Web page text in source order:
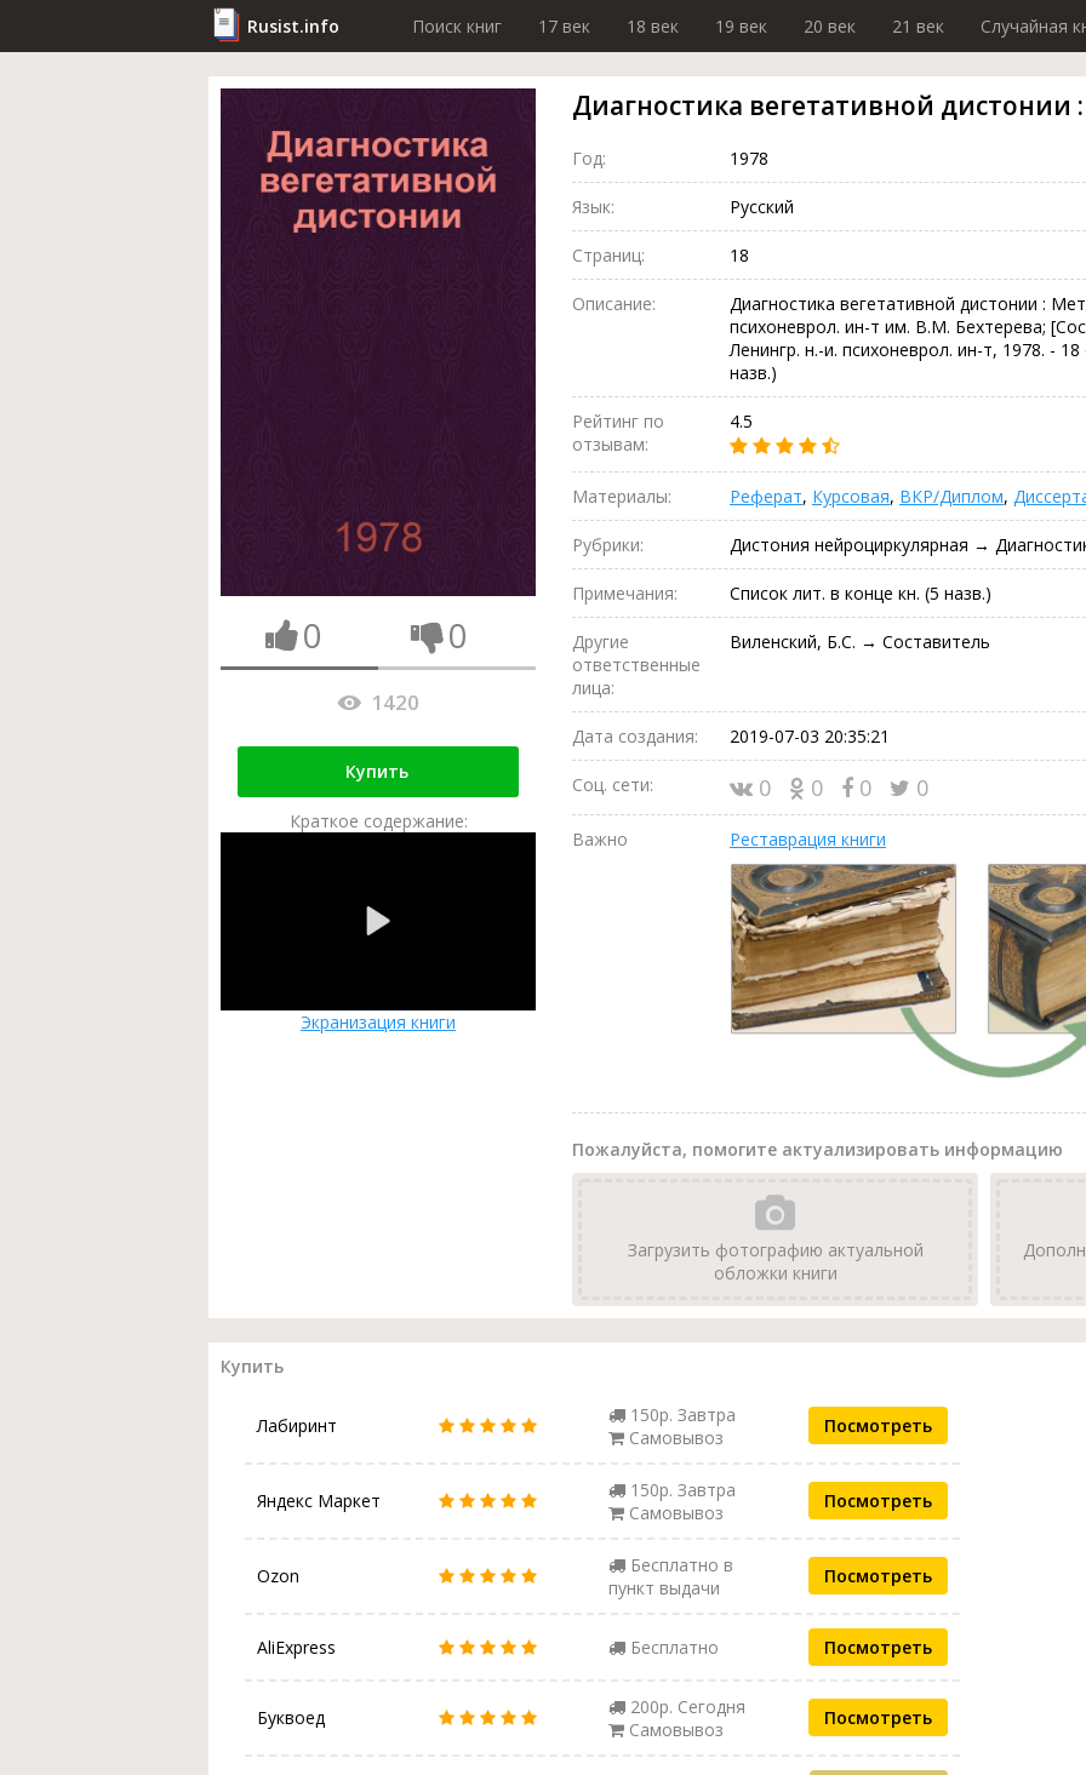
Rusist.info Поиск книг 17 век 18 век 19 век 20 век 21 век Случайная
0 0
1420
Купить
Краткое содержание:
Экранизация книги
Диагностика вегетативной
Год: 1978
Язык: Русский
Страниц: 18
Описание:
Диагностика вегетативной дистонии :
психоневрол. ин-т им. В.М. Бехтерева;
Ленингр. н.-и. психоневрол. ин-т, 1978. -
назв.)
Рейтинг по
отзывам:
4.5
Материалы: Реферат, Курсовая, ВКР/Диплом,
Рубрики: Дистония нейроциркулярная →
Примечания: Список лит. в конце кн. (5 назв.)
Другие
ответственные
лица:
Виленский, Б.С. → Составитель
Дата создания: 2019-07-03 20:35:21
Соц. сети: 0 0 0 0
Важно Реставрация книги
Пожалуйста, помогите актуализировать информацию
Загрузить фотографию актуальной
обложки книги
Купить
Лабиринт
150р. Завтра
Самовывоз
Посмотреть
Яндекс Маркет
150р. Завтра
Самовывоз
Посмотреть
Ozon
Бесплатно в
пункт выдачи
Посмотреть
AliExpress Бесплатно Посмотреть
Буквоед
200р. Сегодня
Самовывоз
Посмотреть